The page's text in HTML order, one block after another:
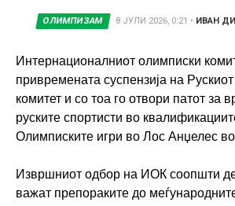
ОЛИМПИЗАМ 8 ЈУЛИ 2026, 0:21 • ИВАН
Интернационалниот олимписки
привремената суспензија на
комитет и со тоа го отвори патот за
руските спортисти во
Олимписките игри во Лос Анџелес
Извршниот одбор на ИОК соопшти
важат препораките до